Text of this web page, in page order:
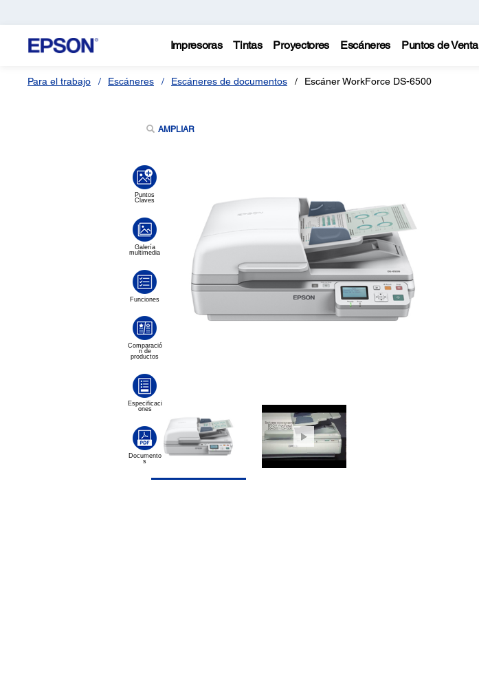
Impresoras Tintas Proyectores Escáneres Puntos de Venta
Para el trabajo Escáneres Escáneres de documentos Escáner WorkForce DS-6500
AMPLIAR